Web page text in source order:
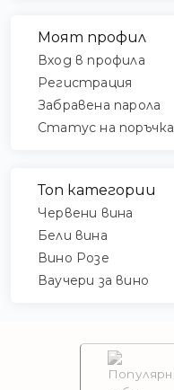
Моят профил
Вход в профила
Регистрация
Забравена парола
Статус на поръчка
Топ категории
Червени вина
Бели вина
Вино Розе
Ваучери за вино